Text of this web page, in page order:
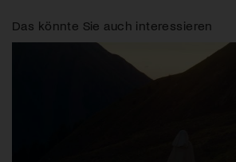
Das könnte Sie auch interessieren